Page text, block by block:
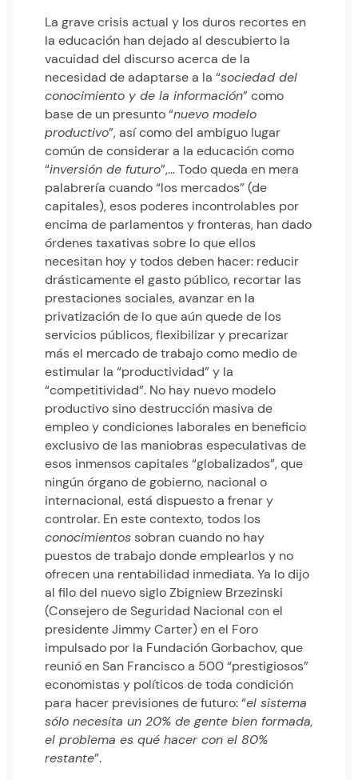
La grave crisis actual y los duros recortes en
la educación han dejado al descubierto la
vacuidad del discurso acerca de la
necesidad de adaptarse a la “sociedad del
conocimiento y de la información” como
base de un presunto “nuevo modelo
productivo”, así como del ambiguo lugar
común de considerar a la educación como
“inversión de futuro”,… Todo queda en mera
palabrería cuando “los mercados” (de
capitales), esos poderes incontrolables por
encima de parlamentos y fronteras, han dado
órdenes taxativas sobre lo que ellos
necesitan hoy y todos deben hacer: reducir
drásticamente el gasto público, recortar las
prestaciones sociales, avanzar en la
privatización de lo que aún quede de los
servicios públicos, flexibilizar y precarizar
más el mercado de trabajo como medio de
estimular la “productividad” y la
“competitividad”. No hay nuevo modelo
productivo sino destrucción masiva de
empleo y condiciones laborales en beneficio
exclusivo de las maniobras especulativas de
esos inmensos capitales “globalizados”, que
ningún órgano de gobierno, nacional o
internacional, está dispuesto a frenar y
controlar. En este contexto, todos los
conocimientossobran cuando no hay
puestos de trabajo donde emplearlos y no
ofrecen una rentabilidad inmediata. Ya lo dijo
al filo del nuevo siglo Zbigniew Brzezinski
(Consejero de Seguridad Nacional con el
presidente Jimmy Carter) en el Foro
impulsado por la Fundación Gorbachov, que
reunió en San Francisco a 500 “prestigiosos”
economistas y políticos de toda condición
para hacer previsiones de futuro: “el sistema
sólo necesita un 20% de gente bien formada,
el problema es qué hacer con el 80%
restante”.